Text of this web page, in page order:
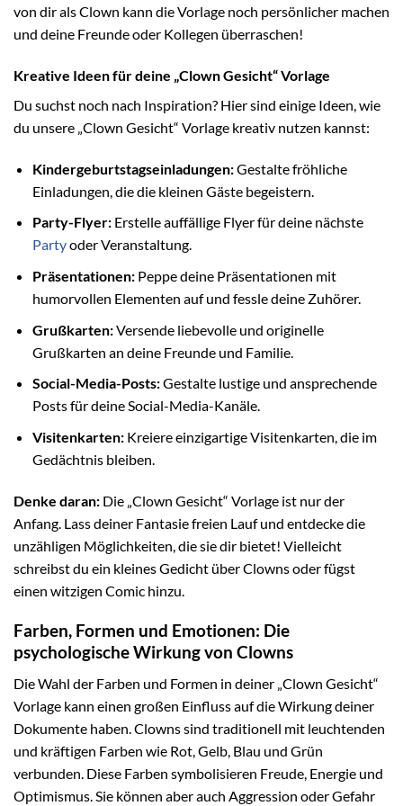
von dir als Clown kann die Vorlage noch persönlicher machen
und deine Freunde oder Kollegen überraschen!
Kreative Ideen für deine „Clown Gesicht“ Vorlage
Du suchst noch nach Inspiration? Hier sind einige Ideen, wie
du unsere „Clown Gesicht“ Vorlage kreativ nutzen kannst:
Kindergeburtstagseinladungen:Gestalte fröhliche
Einladungen, die die kleinen Gäste begeistern.
Party-Flyer:Erstelle auffällige Flyer für deine nächste
Partyoder Veranstaltung.
Präsentationen:Peppe deine Präsentationen mit
humorvollen Elementen auf und fessle deine Zuhörer.
Grußkarten:Versende liebevolle und originelle
Grußkarten an deine Freunde und Familie.
Social-Media-Posts:Gestalte lustige und ansprechende
Posts für deine Social-Media-Kanäle.
Visitenkarten:Kreiere einzigartige Visitenkarten, die im
Gedächtnis bleiben.
Denke daran: Die „Clown Gesicht“ Vorlage ist nur der
Anfang. Lass deiner Fantasie freien Lauf und entdecke die
unzähligen Möglichkeiten, die sie dir bietet! Vielleicht
schreibst du ein kleines Gedicht über Clowns oder fügst
einen witzigen Comic hinzu.
Farben, Formen und Emotionen: Die
psychologische Wirkung von Clowns
Die Wahl der Farben und Formen in deiner „Clown Gesicht“
Vorlage kann einen großen Einfluss auf die Wirkung deiner
Dokumente haben. Clowns sind traditionell mit leuchtenden
und kräftigen Farben wie Rot, Gelb, Blau und Grün
verbunden. Diese Farben symbolisieren Freude, Energie und
Optimismus. Sie können aber auch Aggression oder Gefahr